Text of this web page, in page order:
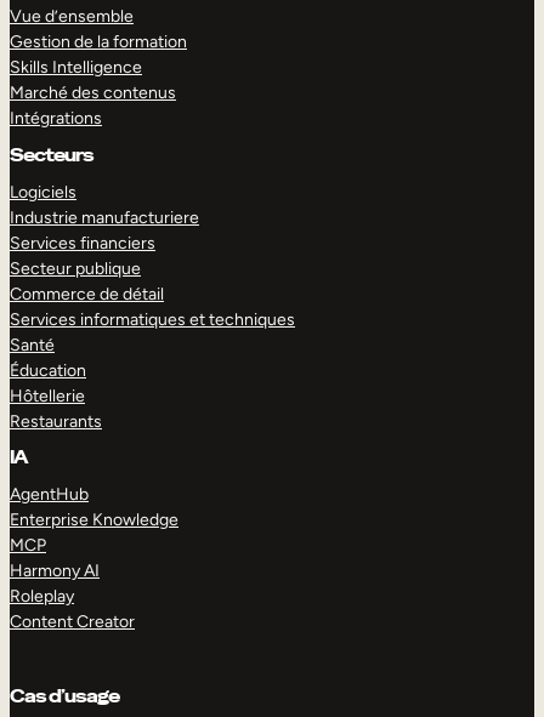
Vue d’ensemble
Gestion de la formation
Skills Intelligence
Marché des contenus
Intégrations
Secteurs
Logiciels
Industrie manufacturiere
Services financiers
Secteur publique
Commerce de détail
Services informatiques et techniques
Santé
Éducation
Hôtellerie
Restaurants
IA
AgentHub
Enterprise Knowledge
MCP
Harmony AI
Roleplay
Content Creator
Cas d’usage